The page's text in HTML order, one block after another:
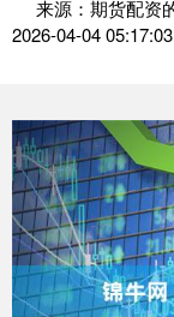
来源：期货配资
2026-04-04 05:17:03